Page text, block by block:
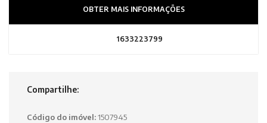
OBTER MAIS INFORMAÇÕES
1633223799
Compartilhe:
Código do imóvel:1507945